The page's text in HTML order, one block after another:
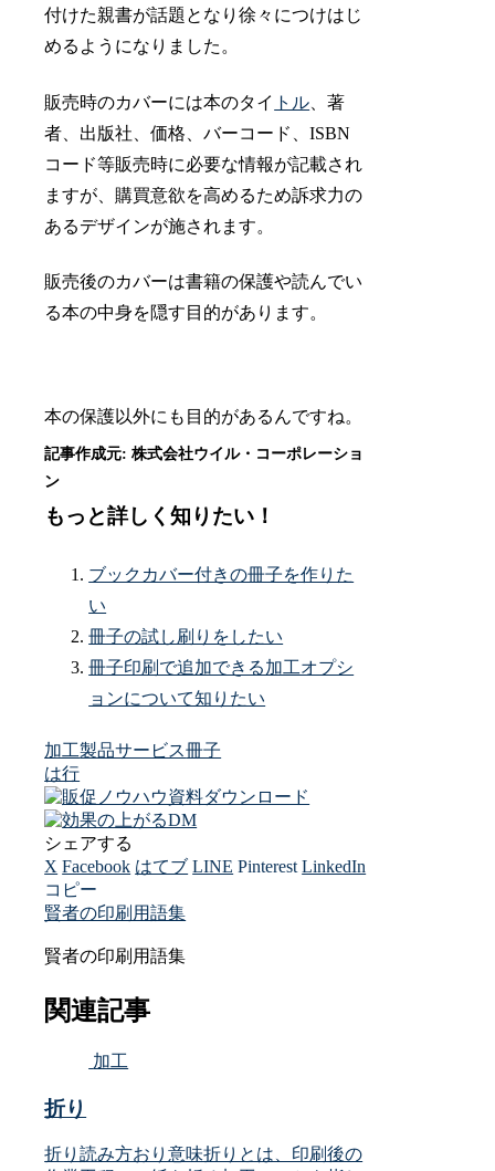
付けた親書が話題となり徐々につけはじ
めるようになりました。
販売時のカバーには本のタイ トル 、著
者、出版社、価格、バーコード、ISBN
コード等販売時に必要な情報が記載され
ますが、購買意欲を高めるため訴求力の
あるデザインが施されます。
販売後のカバーは書籍の保護や読んでい
る本の中身を隠す目的があります。
本の保護以外にも目的があるんですね。
もっと詳しく知りたい！
ブックカバー付きの冊子を作りた
い
冊子の試し刷りをしたい
冊子印刷で追加できる加工オプシ
ョンについて知りたい
加工製品サービス冊子
は行
シェアする
X Facebook はてブ LINE Pinterest LinkedIn
コピー
賢者の印刷用語集
賢者の印刷用語集
関連記事
加工
折り
折り読み方おり意味折りとは、印刷後の